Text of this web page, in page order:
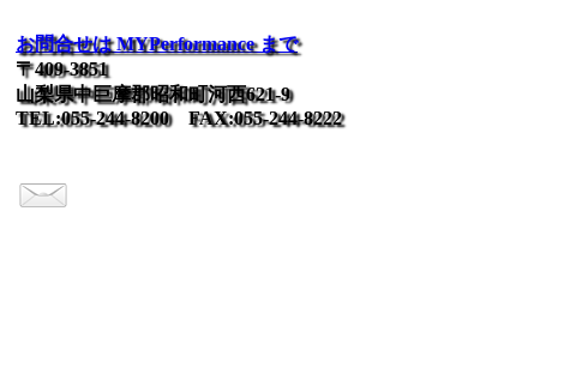
お問合せは MYPerformance まで
〒409-3851
山梨県中巨摩郡昭和町河西621-9
TEL:055-244-8200 FAX:055-244-8222